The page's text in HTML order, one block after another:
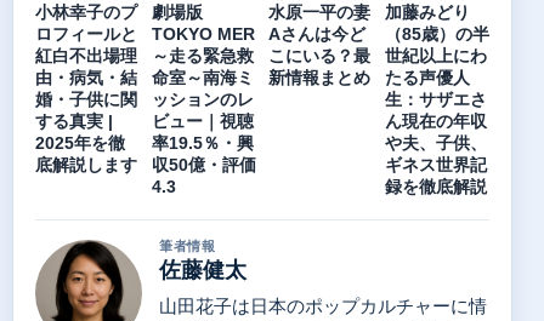
小林幸子のプ
ロフィールと
紅白不出場理
由・病気・結
婚・子供に関
する真実 |
2025年を徹
底解説します
劇場版
TOKYO MER
～走る緊急救
命室～南海ミ
ッションのレ
ビュー｜視聴
率19.5％・興
収50億・評価
4.3
水原一平の妻
Aさんは今ど
こにいる？最
新情報まとめ
加藤みどり
（85歳）の半
世紀以上にわ
たる声優人
生：サザエさ
ん現在の年収
や夫、子供、
ギネス世界記
録を徹底解説
筆者情報
佐藤健太
山田花子は日本のポップカルチャーに情